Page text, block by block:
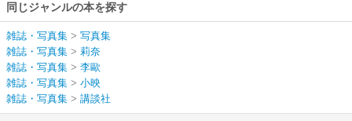
同じジャンルの本を探す
雑誌・写真集 > 写真集
雑誌・写真集 > 莉奈
雑誌・写真集 > 李歐
雑誌・写真集 > 小映
雑誌・写真集 > 講談社